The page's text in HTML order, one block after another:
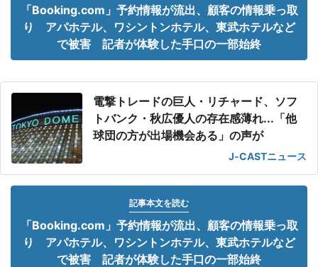
「Booking.com」予約情報が流出、顧客の情報乗っ取
り アパホテル、ワシントンホテル、東武ホテルなど
で被害 記者が体験した手口の一部始終
電撃トレードの巨人・リチャード、ソフ
トバンク・秋広優人の存在感薄れ...「他
球団の方が出場機会ある」の声が
J-CASTニュース
記事本文を読む
「Booking.com」予約情報が流出、顧客の情報乗っ取
り アパホテル、ワシントンホテル、東武ホテルなど
で被害 記者が体験した手口の一部始終